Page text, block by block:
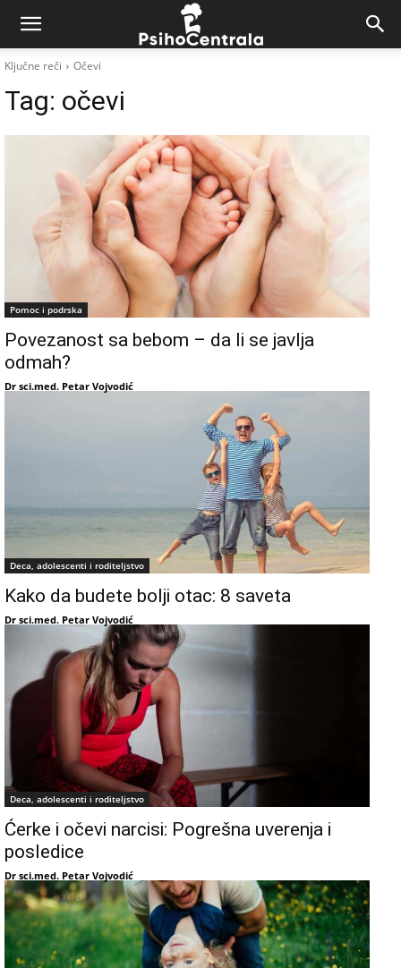
Ključne reči Očevi
Tag: očevi
Pomoc i podrska
Povezanost sa bebom – da li se javlja
odmah?
Dr sci.med. Petar Vojvodić
Deca, adolescenti i roditeljstvo
Kako da budete bolji otac: 8 saveta
Dr sci.med. Petar Vojvodić
Deca, adolescenti i roditeljstvo
Ćerke i očevi narcisi: Pogrešna uverenja i
posledice
Dr sci.med. Petar Vojvodić